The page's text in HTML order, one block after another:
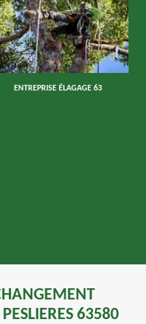
ENTREPRISE ÉLAGAGE 63
63580